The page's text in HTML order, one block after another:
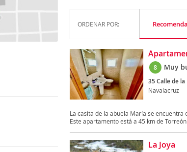
ORDENAR POR:
8 Muy
35 Calle de la
Navalacruz
La casita de la abuela María se
Este apartamento está a 45 km de
La Joya